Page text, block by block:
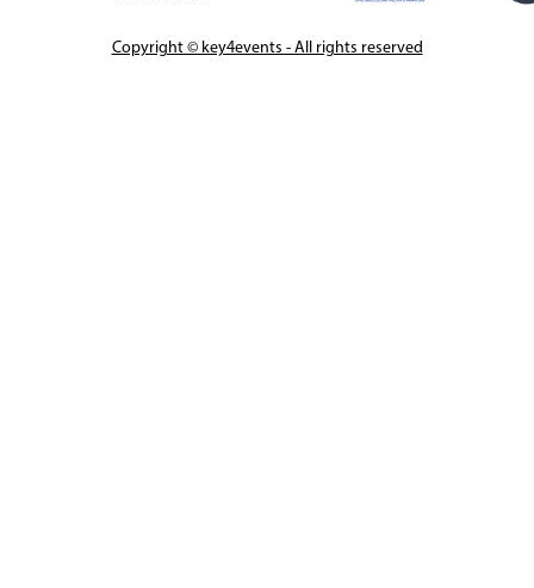
Copyright © key4events - All rights reserved